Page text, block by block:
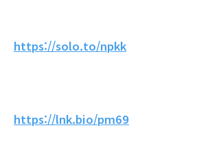
https://solo.to/npkk
https://lnk.bio/pm69